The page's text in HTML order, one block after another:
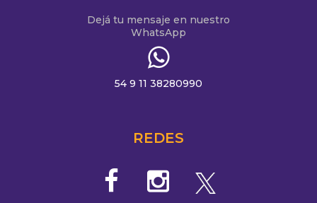
Dejá tu mensaje en nuestro
WhatsApp
54 9 11 38280990
REDES